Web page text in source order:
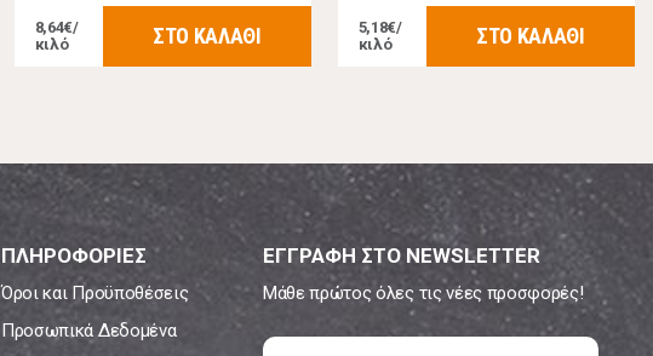
8,64€/
κιλό
ΣΤΟ ΚΑΛΑΘΙ
5,18€/
κιλό
ΣΤΟ ΚΑΛΑΘΙ
ΠΛΗΡΟΦΟΡΙΕΣ
Όροι και Προϋποθέσεις
Προσωπικά Δεδομένα
ΕΓΓΡΑΦΗ ΣΤΟ NEWSLETTER
Μάθε πρώτος όλες τις νέες προσφορές!